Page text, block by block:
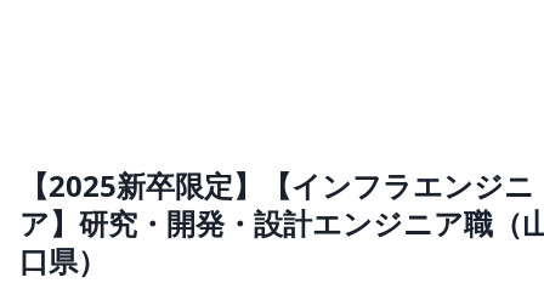
【2025新卒限定】【インフラエンジニ
ア】研究・開発・設計エンジニア職（
口県）